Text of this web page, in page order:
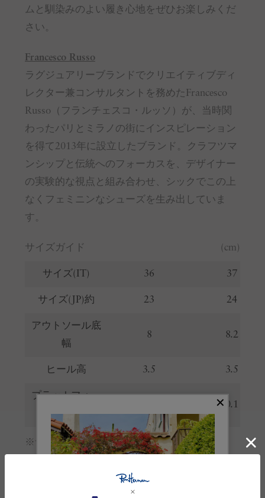
ムと馴染みのよい履き心地をぜひお楽しみくだ
さい。
Francesco Russo
ラグジュアリーブランドでクリエイティブディ
レクター兼コンサルタントを務めたFrancesco
Russo（フランチェスコ・ルッソ）が、当時関
わったパリとミラノの街にインスピレーション
を得て2013年に設立したブランド。クラフツマ
ンシップと伝統へのフォーカスを、デザイナー
の実験的な視点と組み合わせ、シックでこの上
なくフェミニンなシューズを生み出していま
す。
サイズガイド (cm)
サイズ(IT) 36 37
サイズ(JP)約 23 24
アウトソール底
幅
8 8.2
ヒール高 3.5 3.5
プラットフォー
ム
0.1
※サイズの詳しい説明はこちら。